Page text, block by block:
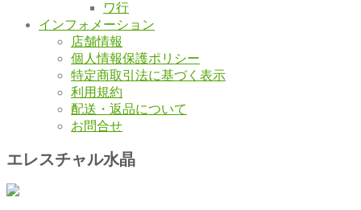
ワ行
インフォメーション
店舗情報
個人情報保護ポリシー
特定商取引法に基づく表示
利用規約
配送・返品について
お問合せ
エレスチャル水晶